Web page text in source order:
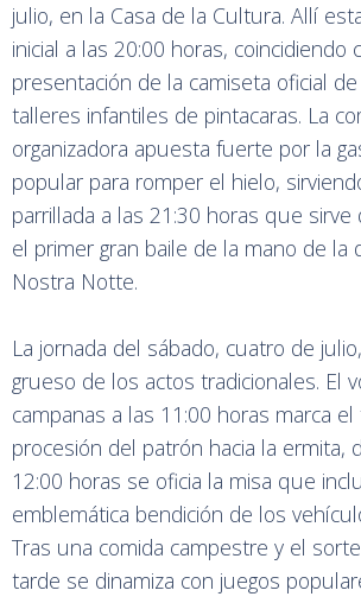
julio, en la Casa de la Cultura. Allí
inicial a las 20:00 horas, coincidiendo
presentación de la camiseta oficial
talleres infantiles de pintacaras. La
organizadora apuesta fuerte por la
popular para romper el hielo,
parrillada a las 21:30 horas que sirve
el primer gran baile de la mano de la
Nostra Notte.
La jornada del sábado, cuatro de
grueso de los actos tradicionales. El
campanas a las 11:00 horas marca
procesión del patrón hacia la ermita,
12:00 horas se oficia la misa que
emblemática bendición de los
Tras una comida campestre y el
tarde se dinamiza con juegos